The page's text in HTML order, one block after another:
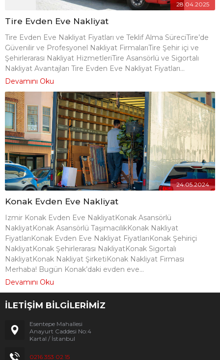
28.04.2025
Tire Evden Eve Nakliyat
Tire Evden Eve Nakliyat Fiyatları ve Teklif Alma SüreciTire’de
Güvenilir ve Profesyonel Nakliyat FirmalarıTire Şehir içi ve
Şehirlerarası Nakliyat HizmetleriTire Asansörlü ve Sigortalı
Nakliyat Avantajları Tire Evden Eve Nakliyat Fiyatları...
Devamını Oku
24.05.2024
Konak Evden Eve Nakliyat
Izmir Konak Evden Eve NakliyatKonak Asansörlü
NakliyatKonak Asansörlü TaşımacılıkKonak Nakliyat
FiyatlarıKonak Evden Eve Nakliyat FiyatlarıKonak Şehiriçi
NakliyatKonak Şehirlerarası NakliyatKonak Sigortalı
NakliyatKonak Nakliyat ŞirketiKonak Nakliyat Firması
Merhaba! Bugün Konak’daki evden eve...
Devamını Oku
İLETİŞİM BİLGİLERİMİZ
Esentepe Mahallesi
Anayurt Caddesi No:4
Kartal / İstanbul
0216 353 02 15